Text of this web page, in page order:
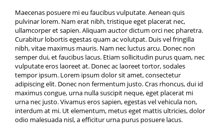
Maecenas posuere mi eu faucibus vulputate. Aenean quis
pulvinar lorem. Nam erat nibh, tristique eget placerat nec,
ullamcorper et sapien. Aliquam auctor dictum orci nec pharetra.
Curabitur lobortis egestas quam ac volutpat. Duis vel fringilla
nibh, vitae maximus mauris. Nam nec luctus arcu. Donec non
semper dui, et faucibus lacus. Etiam sollicitudin purus quam, nec
vulputate eros laoreet at. Donec ac laoreet tortor, sodales
tempor ipsum. Lorem ipsum dolor sit amet, consectetur
adipiscing elit. Donec non fermentum justo. Cras rhoncus, dui id
maximus congue, urna nulla suscipit neque, eget placerat mi
urna nec justo. Vivamus eros sapien, egestas vel vehicula non,
interdum at mi. Ut elementum, metus eget mattis ultricies, dolor
odio malesuada nisl, a efficitur urna purus posuere lacus.